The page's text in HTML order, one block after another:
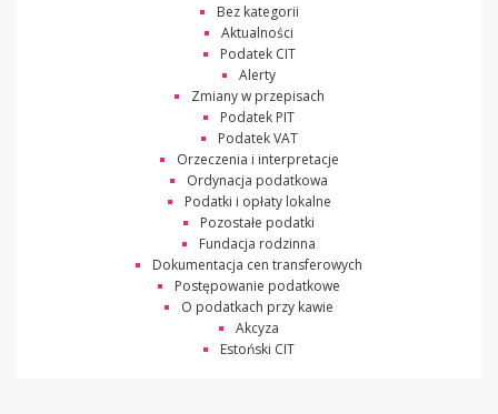
Bez kategorii
Aktualności
Podatek CIT
Alerty
Zmiany w przepisach
Podatek PIT
Podatek VAT
Orzeczenia i interpretacje
Ordynacja podatkowa
Podatki i opłaty lokalne
Pozostałe podatki
Fundacja rodzinna
Dokumentacja cen transferowych
Postępowanie podatkowe
O podatkach przy kawie
Akcyza
Estoński CIT